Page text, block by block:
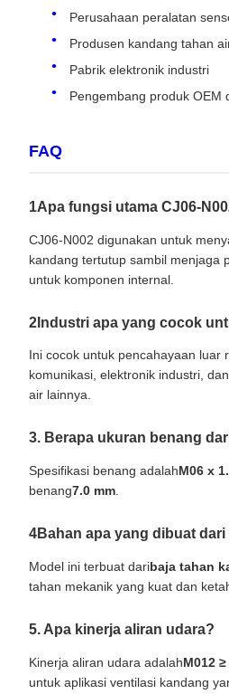
Perusahaan peralatan
Produsen kandang tahan
Pabrik elektronik industri
Pengembang produk OEM
FAQ
1Apa fungsi utama CJ06-
CJ06-N002 digunakan untuk
kandang tertutup sambil menjaga
untuk komponen internal.
2Industri apa yang cocok
Ini cocok untuk pencahayaan luar
komunikasi, elektronik industri,
air lainnya.
3. Berapa ukuran benang
Spesifikasi benang adalahM06 x
benang7.0 mm
4Bahan apa yang dibuat
Model ini terbuat daribaja tahan
tahan mekanik yang kuat dan
5. Apa kinerja aliran udara?
Kinerja aliran udara adalahM012
untuk aplikasi ventilasi kandang